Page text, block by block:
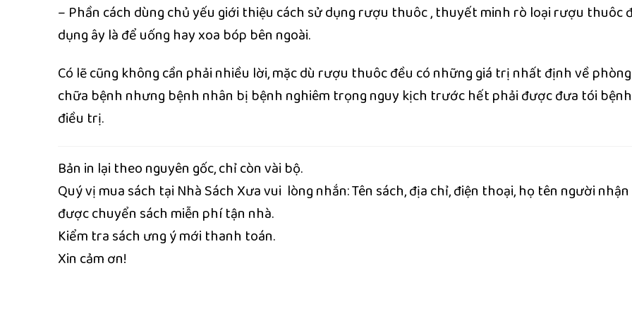
– Phần cách dùng chủ yếu giới thiệu cách sử dụng rượu thuôc , thuyết minh rò loại rượu thuôc
dụng ây là để uống hay xoa bóp bên ngoài.
Có lẽ cũng không cần phải nhiều lời, mặc dù rượu thuôc đều có những giá trị nhất định về
chữa bệnh nhưng bệnh nhân bị bệnh nghiêm trọng nguy kịch trước hết phải được đưa tói
điều trị.
Bản in lại theo nguyên gốc, chỉ còn vài bộ.
Quý vị mua sách tại Nhà Sách Xưa vui lòng nhắn: Tên sách, địa chỉ, điện thoại, họ tên người
được chuyển sách miễn phí tận nhà.
Kiểm tra sách ưng ý mới thanh toán.
Xin cảm ơn!